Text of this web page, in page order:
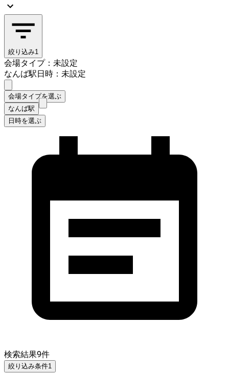
絞り込み1
会場タイプ：未設定
なんば駅日時：未設定
会場タイプを選ぶ
なんば駅
日時を選ぶ
検索結果9件
絞り込み条件1